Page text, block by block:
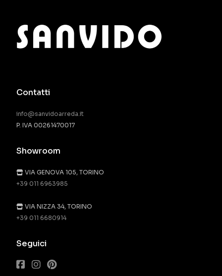
Contatti
info@sanvidoarreda.it
P. IVA 00261470017
Showroom
VIA GENOVA 105, TORINO
+39 011 6963985
VIA NIZZA 34, TORINO
+39 011 6680914
Seguici